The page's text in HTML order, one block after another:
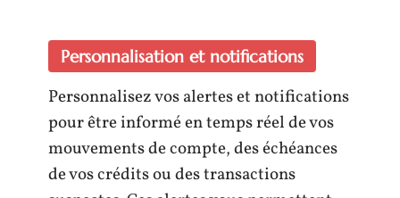
Personnalisation et notifications
Personnalisez vos alertes et notifications
pour être informé en temps réel de vos
mouvements de compte, des échéances
de vos crédits ou des transactions